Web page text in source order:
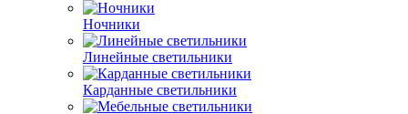
Ночники
Линейные светильники
Карданные светильники